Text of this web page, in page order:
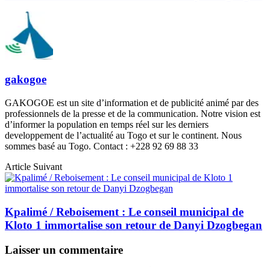
gakogoe
GAKOGOE est un site d’information et de publicité animé par des
professionnels de la presse et de la communication. Notre vision est
d’informer la population en temps réel sur les derniers
developpement de l’actualité au Togo et sur le continent. Nous
sommes basé au Togo. Contact : +228 92 69 88 33
Article Suivant
Kpalimé / Reboisement : Le conseil municipal de
Kloto 1 immortalise son retour de Danyi Dzogbegan
Laisser un commentaire